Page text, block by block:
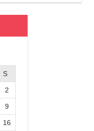
S
2
9
16